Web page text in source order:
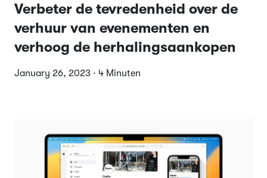
Verbeter de tevredenheid over de
verhuur van evenementen en
verhoog de herhalingsaankopen
January 26, 2023 · 4 Minuten